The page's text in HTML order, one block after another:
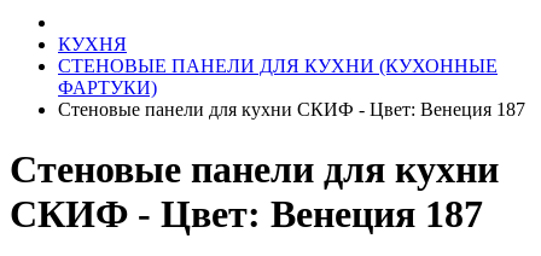
КУХНЯ
СТЕНОВЫЕ ПАНЕЛИ ДЛЯ КУХНИ (КУХОННЫЕ
ФАРТУКИ)
Стеновые панели для кухни СКИФ - Цвет: Венеция 187
Стеновые панели для кухни
СКИФ - Цвет: Венеция 187